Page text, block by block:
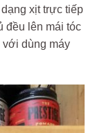
xịt trực tiếp
đều lên mái tóc
với dùng máy